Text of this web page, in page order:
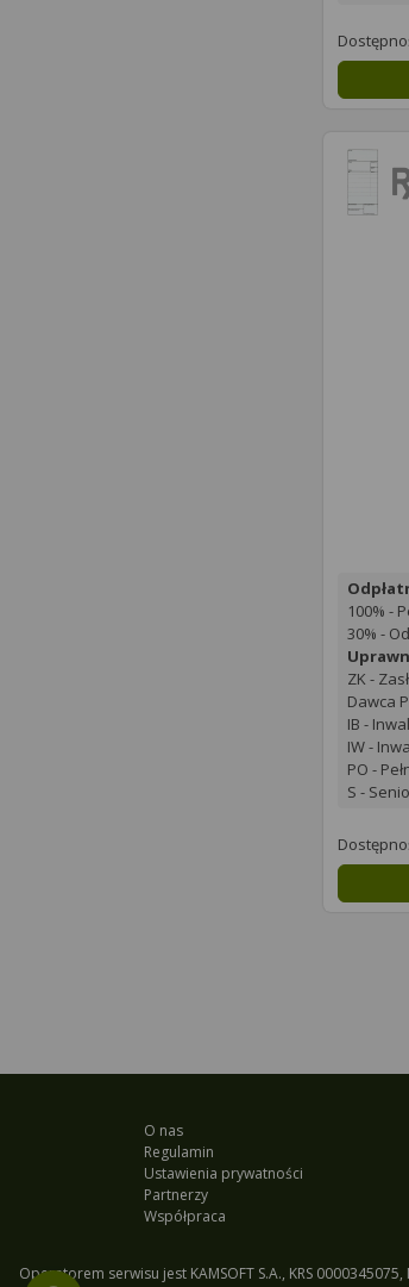
100% -
30% -
ZK -
Dawca
IB -
IW -
PO -
S -
O nas
Regulamin
Ustawienia prywatności
Partnerzy
Współpraca
Operatorem serwisu jest KAMSOFT S.A., KRS